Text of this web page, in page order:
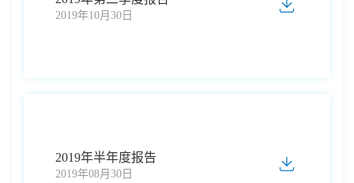
2019年10月30日
2019年半年度报告
2019年08月30日